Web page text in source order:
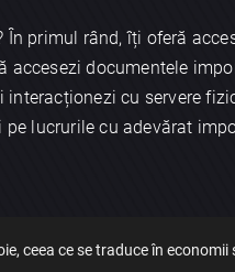
În primul rând, îți oferă
accesezi documentele
cu servere
lucrurile cu adevărat
ceea ce se traduce în economii